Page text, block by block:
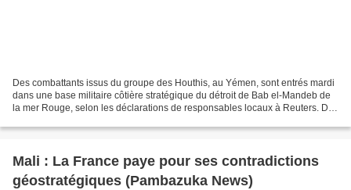
Des combattants issus du groupe des Houthis, au Yémen, sont entrés mardi
dans une base militaire côtière stratégique du détroit de Bab el-Mandeb de
la mer Rouge, selon les déclarations de responsables locaux à Reuters. Des
Mali : La France paye pour ses contradictions
géostratégiques (Pambazuka News)